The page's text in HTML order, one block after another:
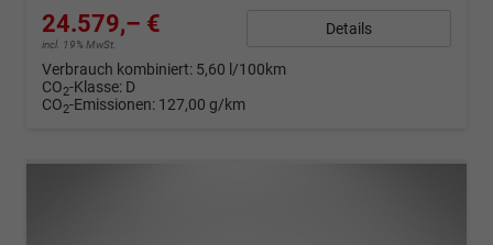
24.579,– €
incl. 19% MwSt.
Details
Verbrauch kombiniert: 5,60 l/100km
CO2-Klasse: D
CO2-Emissionen: 127,00 g/km